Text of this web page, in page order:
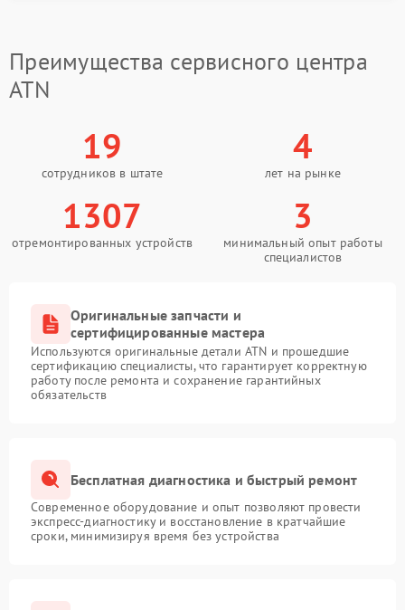
Преимущества сервисного центра
ATN
19
сотрудников в штате
4
лет на рынке
1307
отремонтированных устройств
3
минимальный опыт работы
специалистов
Оригинальные запчасти и
сертифицированные мастера
Используются оригинальные детали ATN и прошедшие
сертификацию специалисты, что гарантирует корректную
работу после ремонта и сохранение гарантийных
обязательств
Бесплатная диагностика и быстрый ремонт
Современное оборудование и опыт позволяют провести
экспресс-диагностику и восстановление в кратчайшие
сроки, минимизируя время без устройства